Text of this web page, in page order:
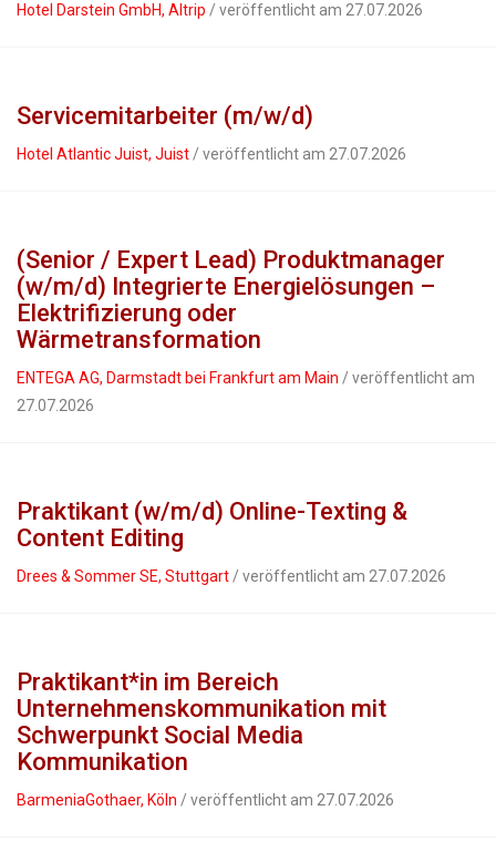
Hotel Darstein GmbH, Altrip / veröffentlicht am 27.07.2026
Servicemitarbeiter (m/w/d)
Hotel Atlantic Juist, Juist / veröffentlicht am 27.07.2026
(Senior / Expert Lead) Produktmanager
(w/m/d) Integrierte Energielösungen –
Elektrifizierung oder
Wärmetransformation
ENTEGA AG, Darmstadt bei Frankfurt am Main / veröffentlicht am
27.07.2026
Praktikant (w/m/d) Online-Texting &
Content Editing
Drees & Sommer SE, Stuttgart / veröffentlicht am 27.07.2026
Praktikant*in im Bereich
Unternehmenskommunikation mit
Schwerpunkt Social Media
Kommunikation
BarmeniaGothaer, Köln / veröffentlicht am 27.07.2026